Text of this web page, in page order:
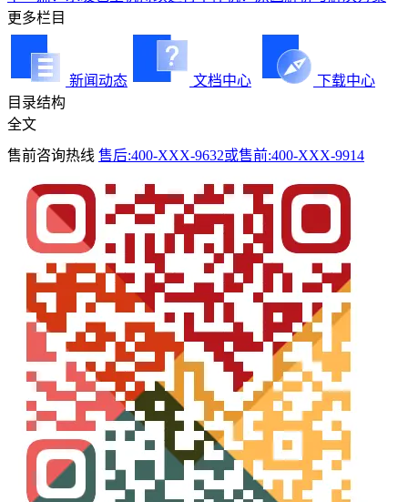
更多栏目
新闻动态 文档中心
下载中心
目录结构
全文
售前咨询热线 售后:400-XXX-9632或售前:400-XXX-9914